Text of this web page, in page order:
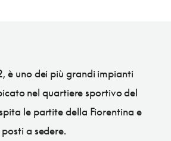
è uno dei più grandi impianti
nel quartiere sportivo del
le partite della Fiorentina e
a sedere.